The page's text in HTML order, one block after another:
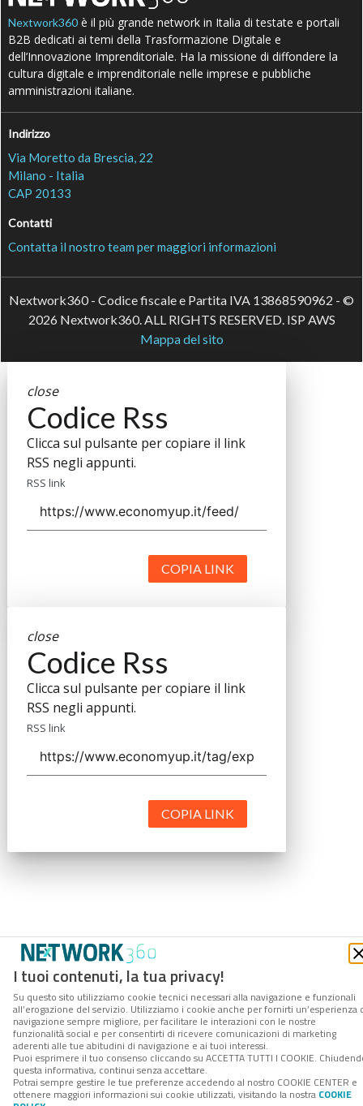
I tuoi contenuti, la tua privacy!
Su questo sito utilizziamo cookie tecnici necessari alla navigazione e funzionali
all’erogazione del servizio. Utilizziamo i cookie anche per fornirti un’esperienza
navigazione sempre migliore, per facilitare le interazioni con le nostre
funzionalità social e per consentirti di ricevere comunicazioni di marketing
aderenti alle tue abitudini di navigazione e ai tuoi interessi.
Puoi esprimere il tuo consenso cliccando su ACCETTA TUTTI I COOKIE.
questa informativa, continui senza accettare.
Potrai sempre gestire le tue preferenze accedendo al nostro COOKIE CENTER e
ottenere maggiori informazioni sui cookie utilizzati, visitando la nostra COOKIE
Nextwork360 è il più grande network in Italia di testate e portali
B2B dedicati ai temi della Trasformazione Digitale e
dell’Innovazione Imprenditoriale. Ha la missione di diffondere la
cultura digitale e imprenditoriale nelle imprese e pubbliche
amministrazioni italiane.
Indirizzo
Via Moretto da Brescia, 22
Milano - Italia
CAP 20133
Contatti
Contatta il nostro team per maggiori informazioni
Nextwork360 - Codice fiscale e Partita IVA 13868590962 - ©
2026 Nextwork360. ALL RIGHTS RESERVED. ISP AWS
Mappa del sito
close
Codice Rss
Clicca sul pulsante per copiare il link
RSS negli appunti.
RSS link
COPIA LINK
close
Codice Rss
Clicca sul pulsante per copiare il link
RSS negli appunti.
RSS link
COPIA LINK